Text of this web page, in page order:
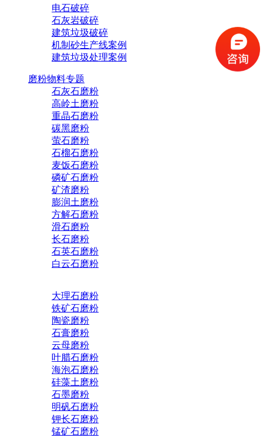
电石破碎
石灰岩破碎
建筑垃圾破碎
机制砂生产线案例
建筑垃圾处理案例
磨粉物料专题
石灰石磨粉
高岭土磨粉
重晶石磨粉
碳黑磨粉
萤石磨粉
石榴石磨粉
麦饭石磨粉
磷矿石磨粉
矿渣磨粉
膨润土磨粉
方解石磨粉
滑石磨粉
长石磨粉
石英石磨粉
白云石磨粉
大理石磨粉
铁矿石磨粉
陶瓷磨粉
石膏磨粉
云母磨粉
叶腊石磨粉
海泡石磨粉
硅藻土磨粉
石墨磨粉
明矾石磨粉
钾长石磨粉
锰矿石磨粉